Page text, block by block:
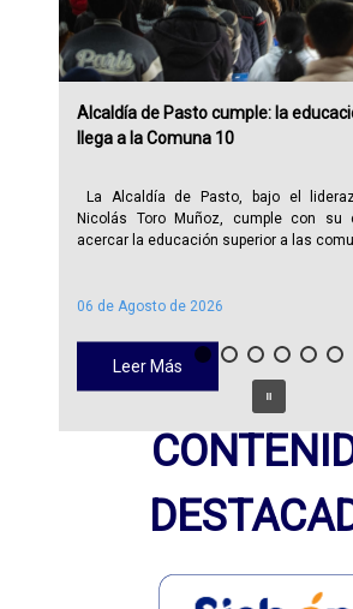
06 de Agosto de 2026
Leer Más
Alcaldía de Pasto cumple: la
llega a la Comuna 10
La Alcaldía de Pasto, bajo el
Nicolás Toro Muñoz, cumple con su
acercar la educación superior a las